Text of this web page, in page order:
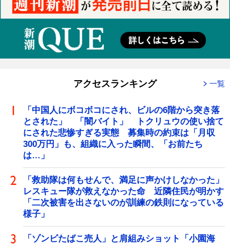
アクセスランキング 一覧
「中国人にボコボコにされ、ビルの6階から突き落
とされた」 「闇バイト」 トクリュウの使い捨て
にされた悲惨すぎる実態 募集時の約束は「月収
300万円」も、組織に入った瞬間、「お前たち
は…」
「救助隊は何もせんで、満足に声かけしなかった」
レスキュー隊が救えなかった命 近隣住民が明かす
「二次被害を出さないのが訓練の鉄則になっている
様子」
「ゾンビたばこ売人」と肩組みショット「小園海